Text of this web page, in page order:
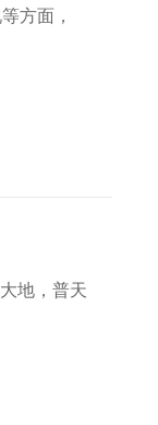
方面，
地，普天